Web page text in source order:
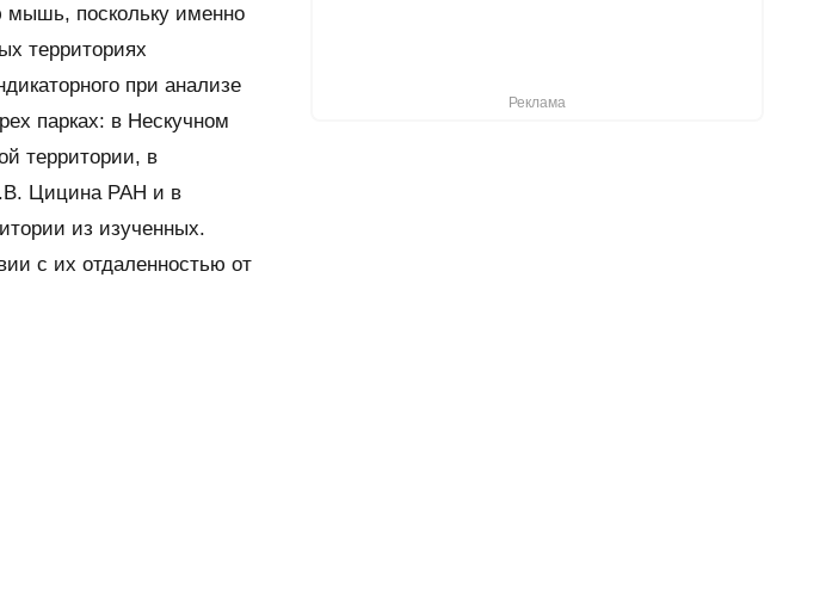
мышь, поскольку именно
территориях
при анализе
парках: в Нескучном
территории, в
Цицина РАН и в
из изученных.
с их отдаленностью от